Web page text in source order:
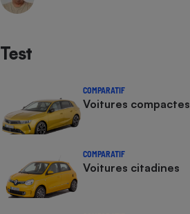
Test
COMPARATIF
Voitures compactes
COMPARATIF
Voitures citadines